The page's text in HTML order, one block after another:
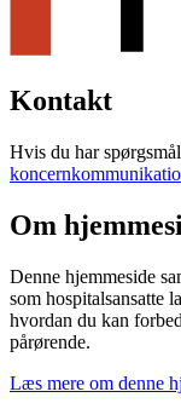
Kontakt
Hvis du har
Om
Denne hjemmeside
som hospitalsansatte
hvordan du kan
pårørende.
Læs mere om denne